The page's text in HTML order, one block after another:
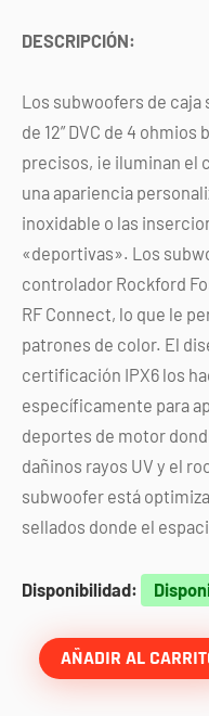
DESCRIPCIÓN:
Los subwoofers de caja
de 12” DVC de 4
precisos, ¡e iluminan el
una apariencia
inoxidable o las
«deportivas». Los
controlador Rockford
RF Connect, lo que le
patrones de color. El
certificación IPX6 los
específicamente para
deportes de motor
dañinos rayos UV y el
subwoofer está
sellados donde el
Disponibilidad:
Subwoofer
12"
negro
AÑADIR AL